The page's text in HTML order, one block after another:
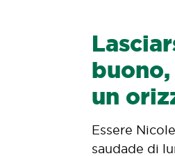
un
Essere
saudade di